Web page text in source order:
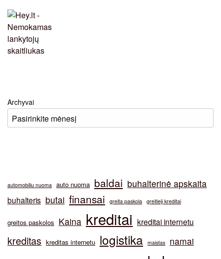
Archyvai
automobiliu nuoma auto nuoma baldai buhalterinė apskaita
buhalteris butai finansai greita paskola greitieji kreditai
greitos paskolos Kaina kreditai kreditai internetu
kreditas kreditas internetu logistika maistas
namai